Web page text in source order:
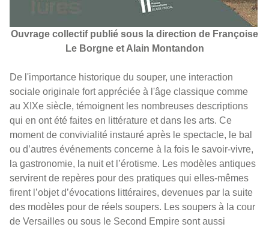
Ouvrage collectif publié sous la direction de Françoise
Le Borgne et Alain Montandon
De l'importance historique du souper, une interaction
sociale originale fort appréciée à l'âge classique comme
au XIXe siècle, témoignent les nombreuses descriptions
qui en ont été faites en littérature et dans les arts. Ce
moment de convivialité instauré après le spectacle, le bal
ou d’autres événements concerne à la fois le savoir-vivre,
la gastronomie, la nuit et l’érotisme. Les modèles antiques
servirent de repères pour des pratiques qui elles-mêmes
firent l’objet d’évocations littéraires, devenues par la suite
des modèles pour de réels soupers. Les soupers à la cour
de Versailles ou sous le Second Empire sont aussi